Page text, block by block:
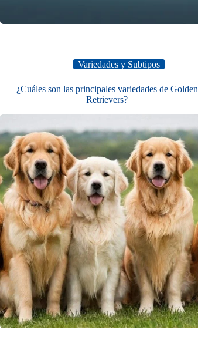
Variedades y Subtipos
¿Cuáles son las principales variedades de Golden
Retrievers?